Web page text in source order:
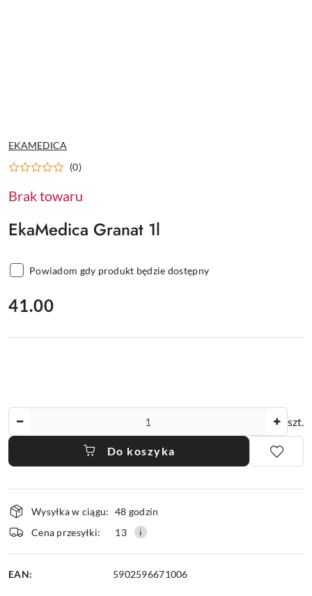
NAZWA
PRODUCENTA:
EKAMEDICA
(0)
Brak towaru
EkaMedica Granat 1l
Powiadom gdy produkt będzie dostępny
cena:
41.00
szt.
Do koszyka
Dostępność
i
dostawa
Wysyłka w ciągu: 48 godzin
Cena przesyłki:
13
EAN: 5902596671006